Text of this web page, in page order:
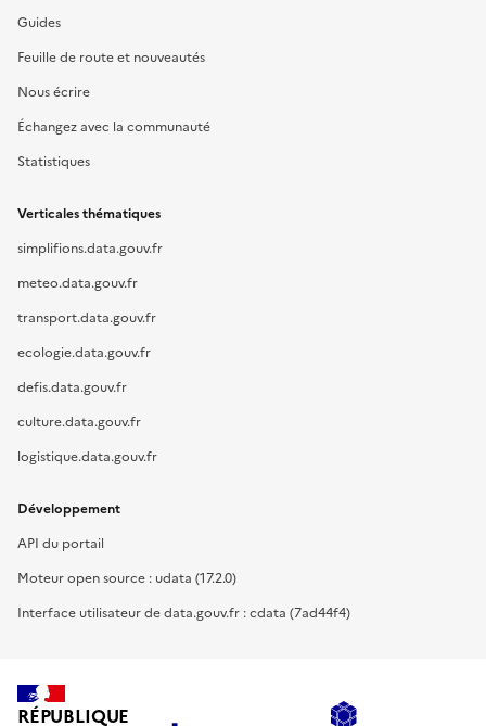
Guides
Feuille de route et nouveautés
Nous écrire
Échangez avec la communauté
Statistiques
Verticales thématiques
simplifions.data.gouv.fr
meteo.data.gouv.fr
transport.data.gouv.fr
ecologie.data.gouv.fr
defis.data.gouv.fr
culture.data.gouv.fr
logistique.data.gouv.fr
Développement
API du portail
Moteur open source : udata (17.2.0)
Interface utilisateur de data.gouv.fr : cdata (7ad44f4)
RÉPUBLIQUE